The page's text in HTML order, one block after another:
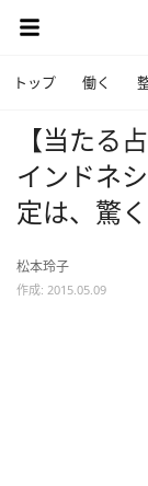
トップ 働く
【当たる
インドネ
定は、驚
松本玲子
作成: 2015.05.09